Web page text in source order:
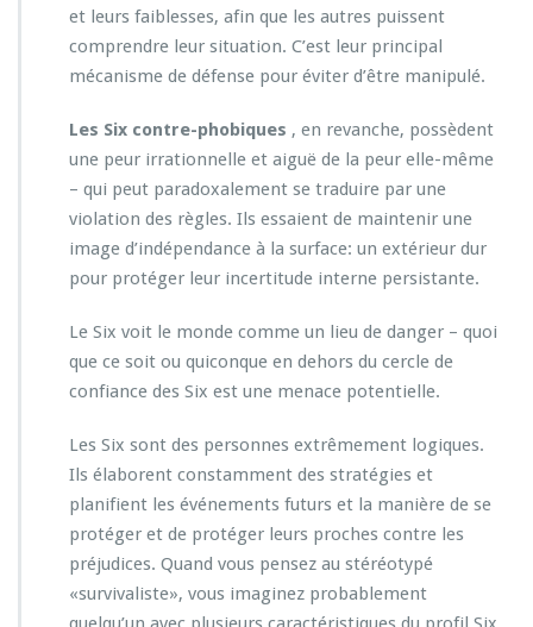
et leurs faiblesses, afin que les autres puissent
comprendre leur situation. C’est leur principal
mécanisme de défense pour éviter d’être manipulé.
Les Six contre-phobiques , en revanche, possèdent
une peur irrationnelle et aiguë de la peur elle-même
– qui peut paradoxalement se traduire par une
violation des règles. Ils essaient de maintenir une
image d’indépendance à la surface: un extérieur dur
pour protéger leur incertitude interne persistante.
Le Six voit le monde comme un lieu de danger – quoi
que ce soit ou quiconque en dehors du cercle de
confiance des Six est une menace potentielle.
Les Six sont des personnes extrêmement logiques.
Ils élaborent constamment des stratégies et
planifient les événements futurs et la manière de se
protéger et de protéger leurs proches contre les
préjudices. Quand vous pensez au stéréotypé
«survivaliste», vous imaginez probablement